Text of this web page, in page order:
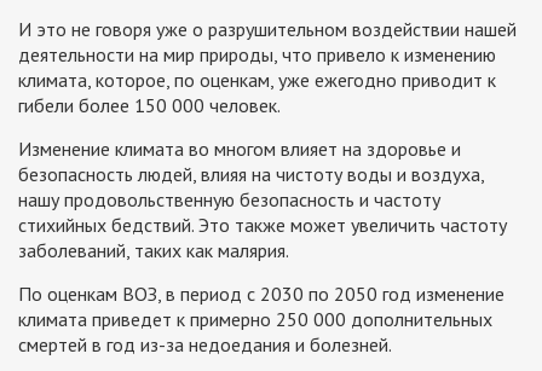
И это не говоря уже о разрушительном воздействии нашей
деятельности на мир природы, что привело к изменению
климата, которое, по оценкам, уже ежегодно приводит к
гибели более 150 000 человек.
Изменение климата во многом влияет на здоровье и
безопасность людей, влияя на чистоту воды и воздуха,
нашу продовольственную безопасность и частоту
стихийных бедствий. Это также может увеличить частоту
заболеваний, таких как малярия.
По оценкам ВОЗ, в период с 2030 по 2050 год изменение
климата приведет к примерно 250 000 дополнительных
смертей в год из-за недоедания и болезней.